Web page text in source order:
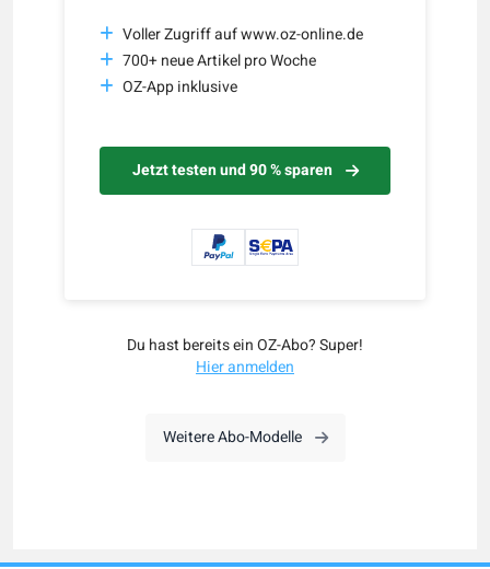
Voller Zugriff auf www.oz-online.de
700+ neue Artikel pro Woche
OZ-App inklusive
Jetzt testen und 90 % sparen
Du hast bereits ein OZ-Abo? Super!
Hier anmelden
Weitere Abo-Modelle